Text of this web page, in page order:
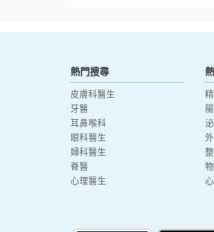
熱門搜尋
皮膚科醫生
牙醫
耳鼻喉科
眼科醫生
婦科醫生
脊醫
心理醫生